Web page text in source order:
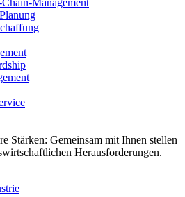
Management
Stärken: Gemeinsam mit Ihnen stellen
Herausforderungen.